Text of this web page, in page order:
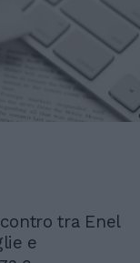
tra Enel
e